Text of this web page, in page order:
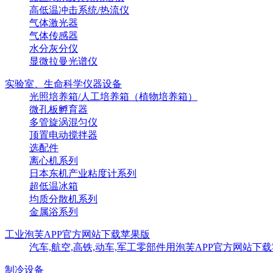
高低温冲击系统/热流仪
气体激光器
气体传感器
水分灰分仪
显微拉曼光谱仪
实验室、生命科学仪器设备
光照培养箱/人工培养箱（植物培养箱）
微孔板孵育器
多管旋涡混匀仪
顶置电动搅拌器
选配件
离心机系列
日本东机产业粘度计系列
超低温冰箱
均质分散机系列
金属浴系列
工业泡芙APP官方网站下载苹果版
汽车,航空,高铁,动车,军工零部件用泡芙APP官方网站下
制冷设备